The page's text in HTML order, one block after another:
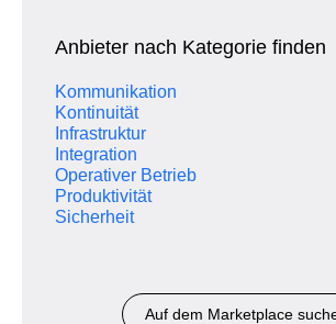
Anbieter nach Kategorie finden
Kommunikation
Kontinuität
Infrastruktur
Integration
Operativer Betrieb
Produktivität
Sicherheit
Auf dem Marketplace